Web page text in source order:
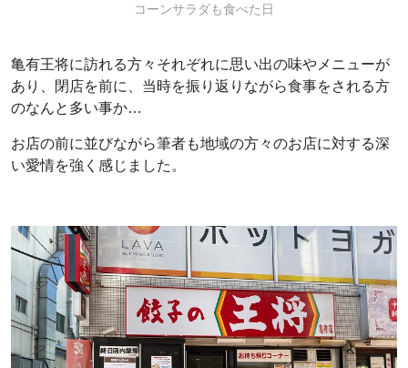
コーンサラダも食べた日
亀有王将に訪れる方々それぞれに思い出の味やメニューが
あり、閉店を前に、当時を振り返りながら食事をされる方
のなんと多い事か…
お店の前に並びながら筆者も地域の方々のお店に対する深
い愛情を強く感じました。